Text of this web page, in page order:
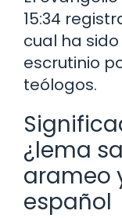
15:34
cual ha
escrutinio
teólogos.
¿lema
arameo
español